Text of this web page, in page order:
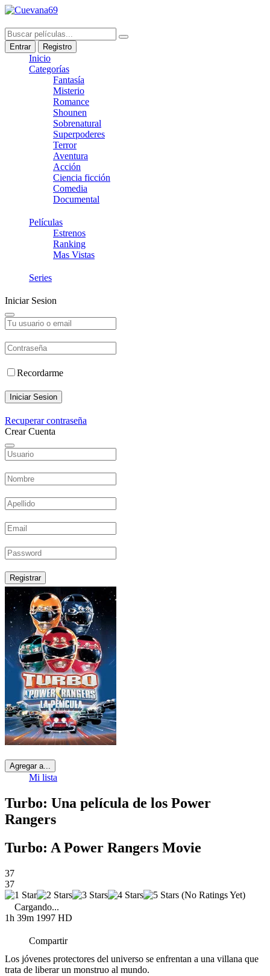
Entrar Registro
Inicio
Categorías
Fantasía
Misterio
Romance
Shounen
Sobrenatural
Superpoderes
Terror
Aventura
Acción
Ciencia ficción
Comedia
Documental
Películas
Estrenos
Ranking
Mas Vistas
Series
Iniciar Sesion
Recordarme
Iniciar Sesion
Recuperar contraseña
Crear Cuenta
Registrar
Agregar a...
Mi lista
Turbo: Una película de los Power
Rangers
Turbo: A Power Rangers Movie
37
37
(No Ratings Yet)
Cargando...
1h 39m 1997 HD
Compartir
Los jóvenes protectores del universo se enfrentan a una villana que
trata de liberar un monstruo al mundo.